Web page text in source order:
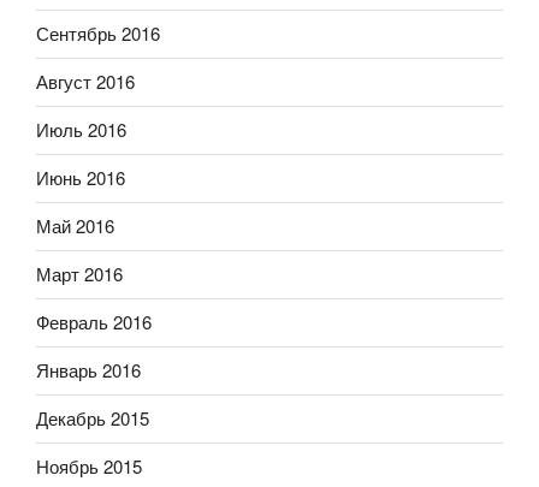
Сентябрь 2016
Август 2016
Июль 2016
Июнь 2016
Май 2016
Март 2016
Февраль 2016
Январь 2016
Декабрь 2015
Ноябрь 2015